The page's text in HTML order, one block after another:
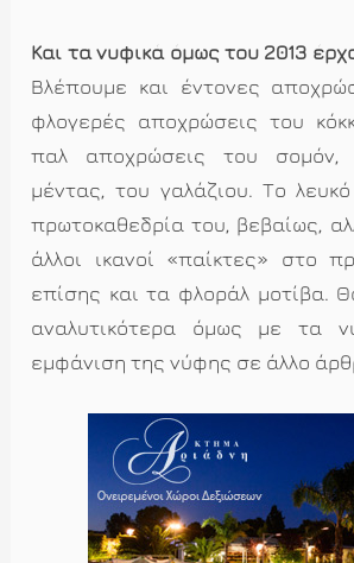
Και τα νυφικά όμως του 2013
Βλέπουμε και έντονες
φλογερές αποχρώσεις του
παλ αποχρώσεις του
μέντας, του γαλάζιου. Το
πρωτοκαθεδρία του, βεβαίως,
άλλοι ικανοί «παίκτες» στο
επίσης και τα φλοράλ μοτίβα.
αναλυτικότερα όμως με τα
εμφάνιση της νύφης σε άλλο